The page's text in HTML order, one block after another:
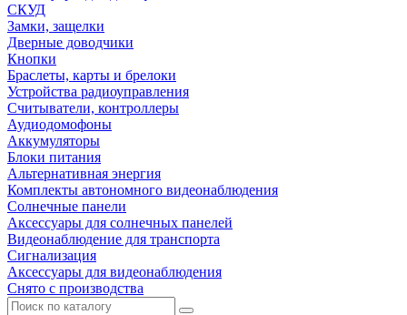
СКУД
Замки, защелки
Дверные доводчики
Кнопки
Браслеты, карты и брелоки
Устройства радиоуправления
Считыватели, контроллеры
Аудиодомофоны
Аккумуляторы
Блоки питания
Альтернативная энергия
Комплекты автономного видеонаблюдения
Солнечные панели
Аксессуары для солнечных панелей
Видеонаблюдение для транспорта
Сигнализация
Аксессуары для видеонаблюдения
Снято с производства